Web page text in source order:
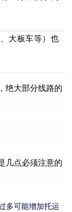
大板车等）也
绝大部分线路的
几点必须注意的
多可能增加托运